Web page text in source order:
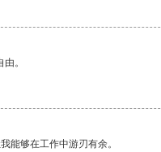
。
能够在工作中游刃有余。